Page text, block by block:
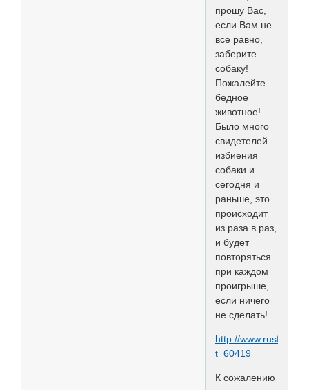
прошу Вас,
если Вам не
все равно,
заберите
собаку!
Пожалейте
бедное
животное!
Было много
свидетелей
избиения
собаки и
сегодня и
раньше, это
происходит
из раза в раз,
и будет
повторяться
при каждом
проигрыше,
если ничего
не сделать!
http://
t=60419
К сожалению